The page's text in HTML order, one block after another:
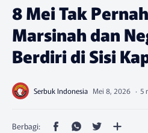
8 Mei Tak
Marsinah dan
Berdiri di Sisi
5